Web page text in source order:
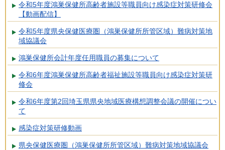
令和5年度鴻巣保健所高齢者施設等職員向け感染症対策研修会
【動画配信】
令和5年度県央保健医療圏（鴻巣保健所所管区域）難病対策地
域協議会
鴻巣保健所会計年度任用職員の募集について
令和6年度鴻巣保健所高齢者福祉施設等職員向け感染症対策研
修会
令和6年度第2回埼玉県県央地域医療構想調整会議の開催につい
て
感染症対策研修動画
県央保健医療圏（鴻巣保健所所管区域）難病対策地域協議会